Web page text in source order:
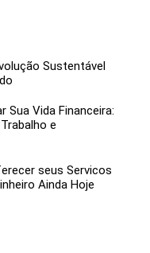
Sustentável
Sua Vida Financeira:
e
seus Servicos
Ainda Hoje